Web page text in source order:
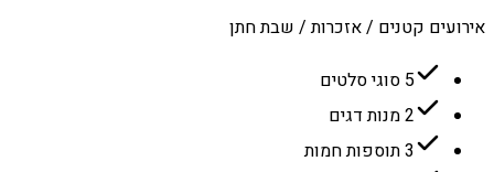
אירועים קטנים / אזכרות / שבת חתן
5 סוגי סלטים
2 מנות דגים
3 תוספות חמות